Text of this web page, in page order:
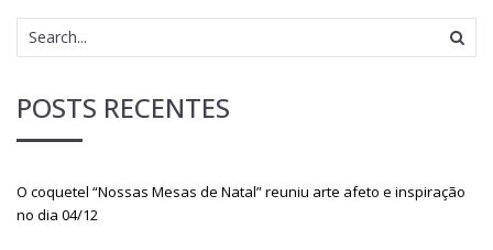
POSTS RECENTES
O coquetel “Nossas Mesas de Natal” reuniu arte afeto e inspiração
no dia 04/12